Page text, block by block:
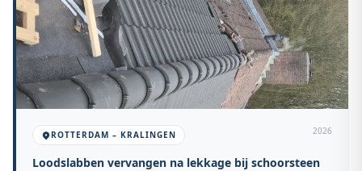
ROTTERDAM – KRALINGEN 2026
Loodslabben vervangen na lekkage bij schoorsteen